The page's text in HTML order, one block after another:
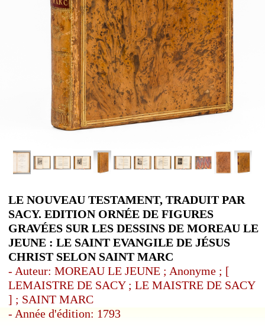
LE NOUVEAU TESTAMENT, TRADUIT PAR
SACY. EDITION ORNÉE DE FIGURES
GRAVÉES SUR LES DESSINS DE MOREAU LE
JEUNE : LE SAINT EVANGILE DE JÉSUS
CHRIST SELON SAINT MARC
- Auteur: MOREAU LE JEUNE ; Anonyme ; [
LEMAISTRE DE SACY ; LE MAISTRE DE SACY
] ; SAINT MARC
- Année d'édition: 1793